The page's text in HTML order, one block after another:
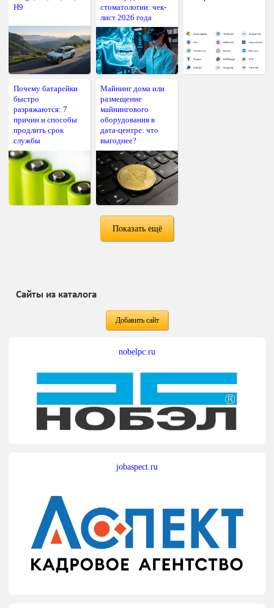
H9
стоматологии: чек-
лист 2026 года
Почему батарейки
быстро
разряжаются: 7
причин и способы
продлить срок
службы
Майнинг дома или
размещение
майнингового
оборудования в
дата-центре: что
выгоднее?
Показать ещё
Сайты из каталога
Добавить сайт
nobelpc.ru
jobaspect.ru